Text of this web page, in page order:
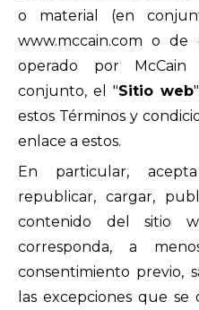
o material (en
www.mccain.com o
operado por
conjunto, el "Sitio web
estos Términos y
enlace a estos.
En particular,
republicar, cargar,
contenido del sitio
corresponda, a
consentimiento previo,
las excepciones que